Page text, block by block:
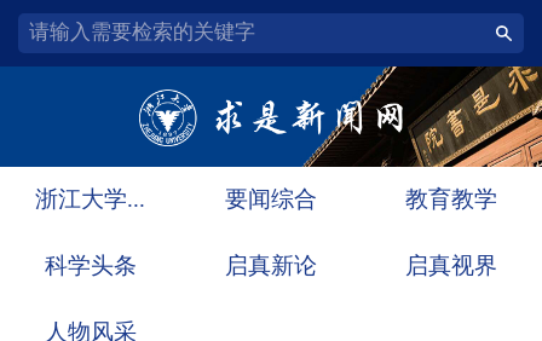
浙江大学... 要闻综合 教育教学
科学头条 启真新论 启真视界
人物风采